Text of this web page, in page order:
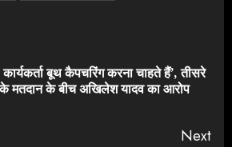
कार्यकर्ता बूथ कैपचरिंग करना चाहते हैं’, तीसरे
मतदान के बीच अखिलेश यादव का आरोप
Next